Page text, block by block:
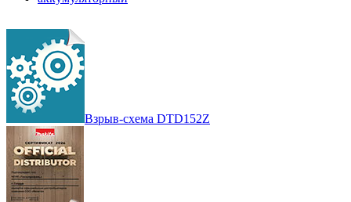
Взрыв-схема DTD152Z